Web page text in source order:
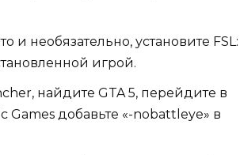
и необязательно, установите FSL:
игрой.
найдите GTA 5, перейдите в
Games добавьте «-nobattleye» в